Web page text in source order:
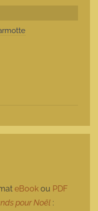
eBook ou PDF
pour Noël :